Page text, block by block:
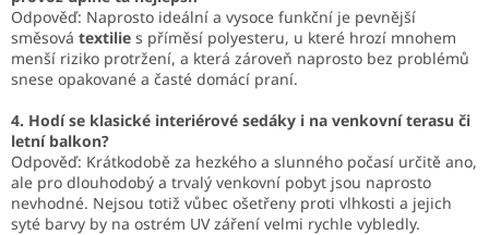
Odpověď: Naprosto ideální a vysoce funkční je pevnější
směsová textilie s příměsí polyesteru, u které hrozí mnohem
menší riziko protržení, a která zároveň naprosto bez problémů
snese opakované a časté domácí praní.
4. Hodí se klasické interiérové sedáky i na venkovní terasu či
letní balkon?
Odpověď: Krátkodobě za hezkého a slunného počasí určitě ano,
ale pro dlouhodobý a trvalý venkovní pobyt jsou naprosto
nevhodné. Nejsou totiž vůbec ošetřeny proti vlhkosti a jejich
syté barvy by na ostrém UV záření velmi rychle vybledly.